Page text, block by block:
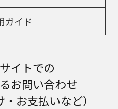
ガイド
イトでの
お問い合わせ
・お支払いなど）